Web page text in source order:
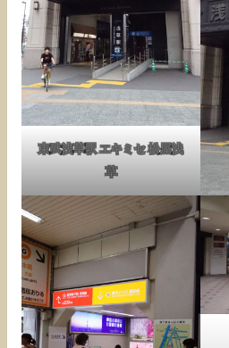
東武浅草駅 エキミセ 松屋浅
草